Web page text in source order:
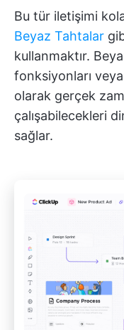
Bu tür iletişimi
Beyaz Tahtalar
kullanmaktır.
fonksiyonları
olarak gerçek
çalışabilecekleri
sağlar.